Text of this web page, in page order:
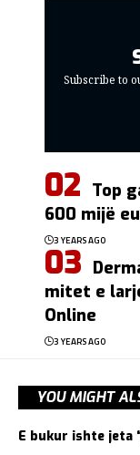
Subscribe to
Top
600 mijë
3 YEARS AGO
mitet e
Online
3 YEARS AGO
YOU MIGHT
E bukur ishte jeta